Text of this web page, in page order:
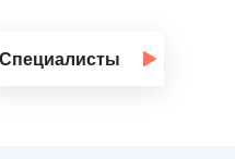
Специалисты